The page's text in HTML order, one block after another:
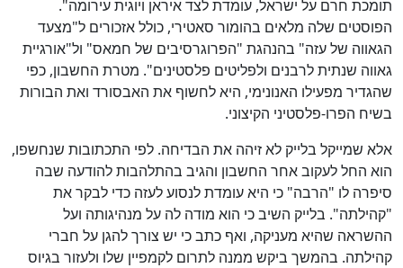
תומכת חרם על ישראל, עומדת לצד איראן ויוגית עירומה".
הפוסטים שלה מלאים בהומור סאטירי, כולל אזכורים ל"מצעד
הגאווה של עזה" בהנהגת "הפרוגרסיבים של חמאס" ול"אורגיית
גאווה שנתית לרבנים ולפליטים פלסטינים". מטרת החשבון, כפי
שהגדיר מפעילו האנונימי, היא לחשוף את האבסורד ואת הבורות
בשיח הפרו-פלסטיני הקיצוני.
אלא שמייקל בלייק לא זיהה את הבדיחה. לפי התכתובות שנחשפו,
הוא החל לעקוב אחר החשבון והגיב בהתלהבות להודעה שבה
סיפרה לו "הרבה" כי היא עומדת לנסוע לעזה כדי לבקר את
"קהילתה". בלייק השיב כי הוא מודה לה על מנהיגותה ועל
ההשראה שהיא מעניקה, ואף כתב כי יש צורך להגן על חברי
קהילתה. בהמשך ביקש ממנה לתרום לקמפיין שלו ולעזור בגיוס